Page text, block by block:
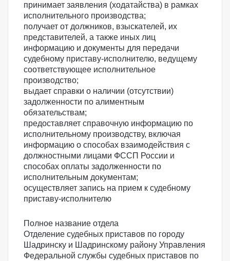
принимает заявления (ходатайства) в рамках
исполнительного производства;
получает от должников, взыскателей, их
представителей, а также иных лиц
информацию и документы для передачи
судебному приставу-исполнителю, ведущему
соответствующее исполнительное
производство;
выдает справки о наличии (отсутствии)
задолженности по алиментным
обязательствам;
предоставляет справочную информацию по
исполнительному производству, включая
информацию о способах взаимодействия с
должностными лицами ФССП России и
способах оплаты задолженности по
исполнительным документам;
осуществляет запись на прием к судебному
приставу-исполнителю
Полное название отдела
Отделение судебных приставов по городу
Шадринску и Шадринскому району Управления
Федеральной службы судебных приставов по